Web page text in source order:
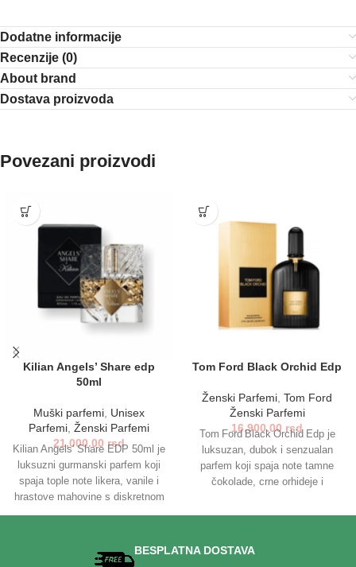
Dodatne informacije
Recenzije (0)
About brand
Dostava proizvoda
Povezani proizvodi
Kilian Angels’ Share edp
50ml
Muški parfemi Unisex
Parfemi Ženski Parfemi
21,000.00 rsd
Kilian Angels' Share EDP 50ml je
luksuzni gurmanski parfem koji
spaja tople note likera, vanile i
hrastove mahovine s diskretnom
začinskom toplinom cimeta i
idealan je za hladnije dane i sve
prilike kada želite sofisticirani,
Tom Ford Black Orchid Edp
Ženski Parfemi Tom Ford
Ženski Parfemi
16,900.00 rsd
Tom Ford Black Orchid Edp je
luksuzan, dubok i senzualan
parfem koji spaja note tamne
čokolade, crne orhideje i
sofisticirani miris zrači moćnošću
večernje izlaske i posebne prilike
BESPLATNA DOSTAVA